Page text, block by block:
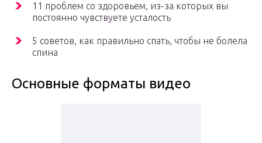
11 проблем со здоровьем, из-за которых вы
постоянно чувствуете усталость
5 советов, как правильно спать, чтобы не болела
спина
Основные форматы видео